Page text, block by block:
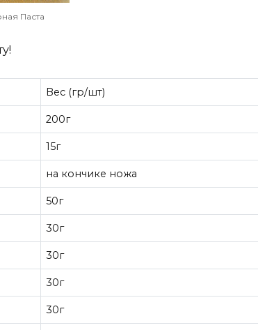
Паста
Bec (гр/шт)
200г
15г
на кончике ножа
50г
30г
30г
30г
30г